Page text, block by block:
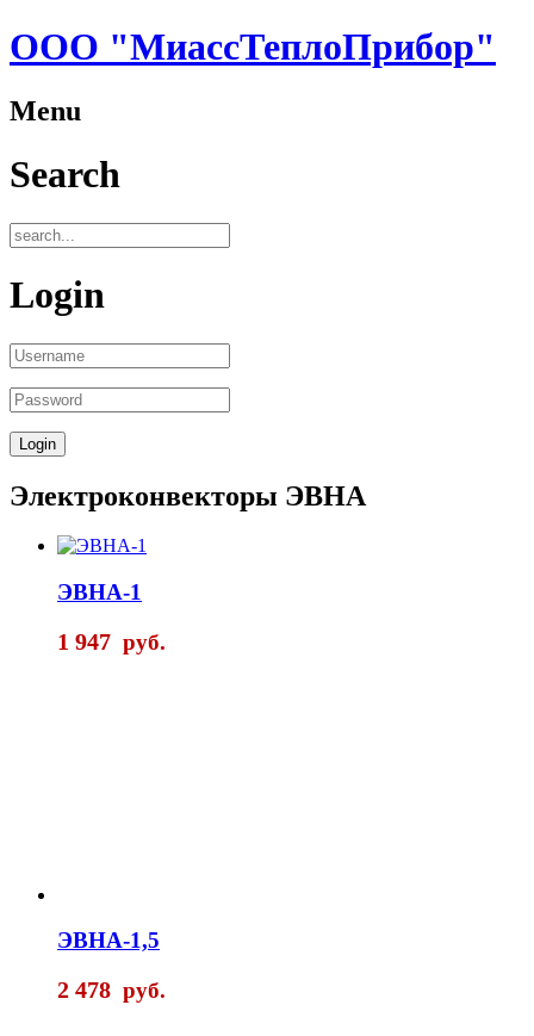
ООО "МиассТеплоПрибор"
Menu
Search
Login
Электроконвекторы ЭВНА
ЭВНА-1
1 947 руб.
ЭВНА-1,5
2 478 руб.